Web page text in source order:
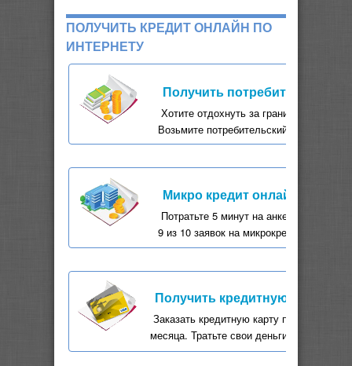
ПОЛУЧИТЬ КРЕДИТ ОНЛАЙН ПО
ИНТЕРНЕТУ
Получить потребительский
Хотите отдохнуть за границей, а
Возьмите потребительский кредит
Микро кредит онлайн
Потратьте 5 минут на анкету, через
9 из 10 заявок на микрокредит
Получить кредитную карту
Заказать кредитную карту по
месяца. Тратьте свои деньги с